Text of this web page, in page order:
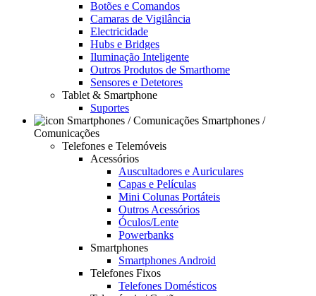
Botões e Comandos
Camaras de Vigilância
Electricidade
Hubs e Bridges
Iluminação Inteligente
Outros Produtos de Smarthome
Sensores e Detetores
Tablet & Smartphone
Suportes
Smartphones /
Comunicações
Telefones e Telemóveis
Acessórios
Auscultadores e Auriculares
Capas e Películas
Mini Colunas Portáteis
Outros Acessórios
Óculos/Lente
Powerbanks
Smartphones
Smartphones Android
Telefones Fixos
Telefones Domésticos